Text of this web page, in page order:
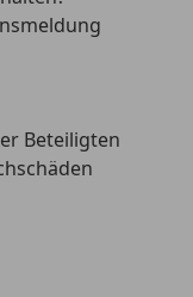
Beteiligten